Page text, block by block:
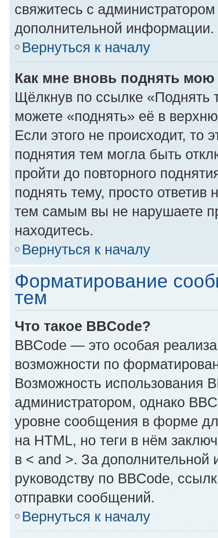
свяжитесь с
дополнительной информации.
Вернуться к началу
Как мне вновь поднять мою
Щёлкнув по ссылке «Поднять
можете «поднять» её в
Если этого не происходит, то
поднятия тем могла быть
пройти до повторного
поднять тему, просто ответив
тем самым вы не нарушаете
находитесь.
Вернуться к началу
Форматирование
тем
Что такое BBCode?
BBCode — это особая
возможности по
Возможность использования
администратором, однако
уровне сообщения в форме
на HTML, но теги в нём
в < and >. За
руководству по BBCode,
отправки сообщений.
Вернуться к началу